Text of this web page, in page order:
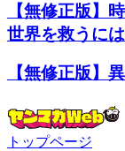
【無修正版】
世界を救うに
【無修正版】
トップページ